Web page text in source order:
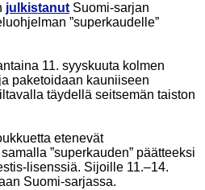
julkistanut Suomi-sarjan
”superkaudelle”
11. syyskuuta kolmen
paketoidaan kauniiseen
täydellä seitsemän taiston
etenevät
”superkauden” päätteeksi
lisenssiä. Sijoille 11.–14.
Suomi-sarjassa.